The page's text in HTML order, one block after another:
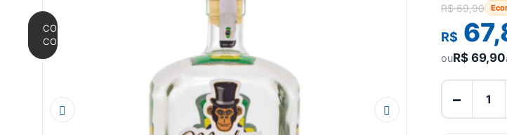
CONTINUAR
COMPRANDO
R$69,90
R$
ouR$ 69,90
−